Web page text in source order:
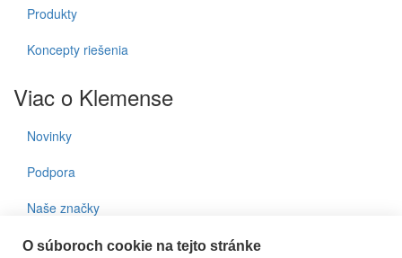
Produkty
Koncepty riešenia
Viac o Klemense
Novinky
Podpora
Naše značky
Kontakty
O súboroch cookie na tejto stránke